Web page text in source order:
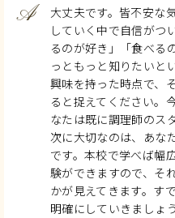
A
大丈夫です。皆不安な
していく中で自信がつ
るのが好き」「食べる
っともっと知りたいと
興味を持った時点で、
ると捉えてください。
なたは既に調理師のス
次に大切なのは、あな
です。本校で学べば幅
験ができますので、そ
かが見えてきます。す
明確にしていきましょう